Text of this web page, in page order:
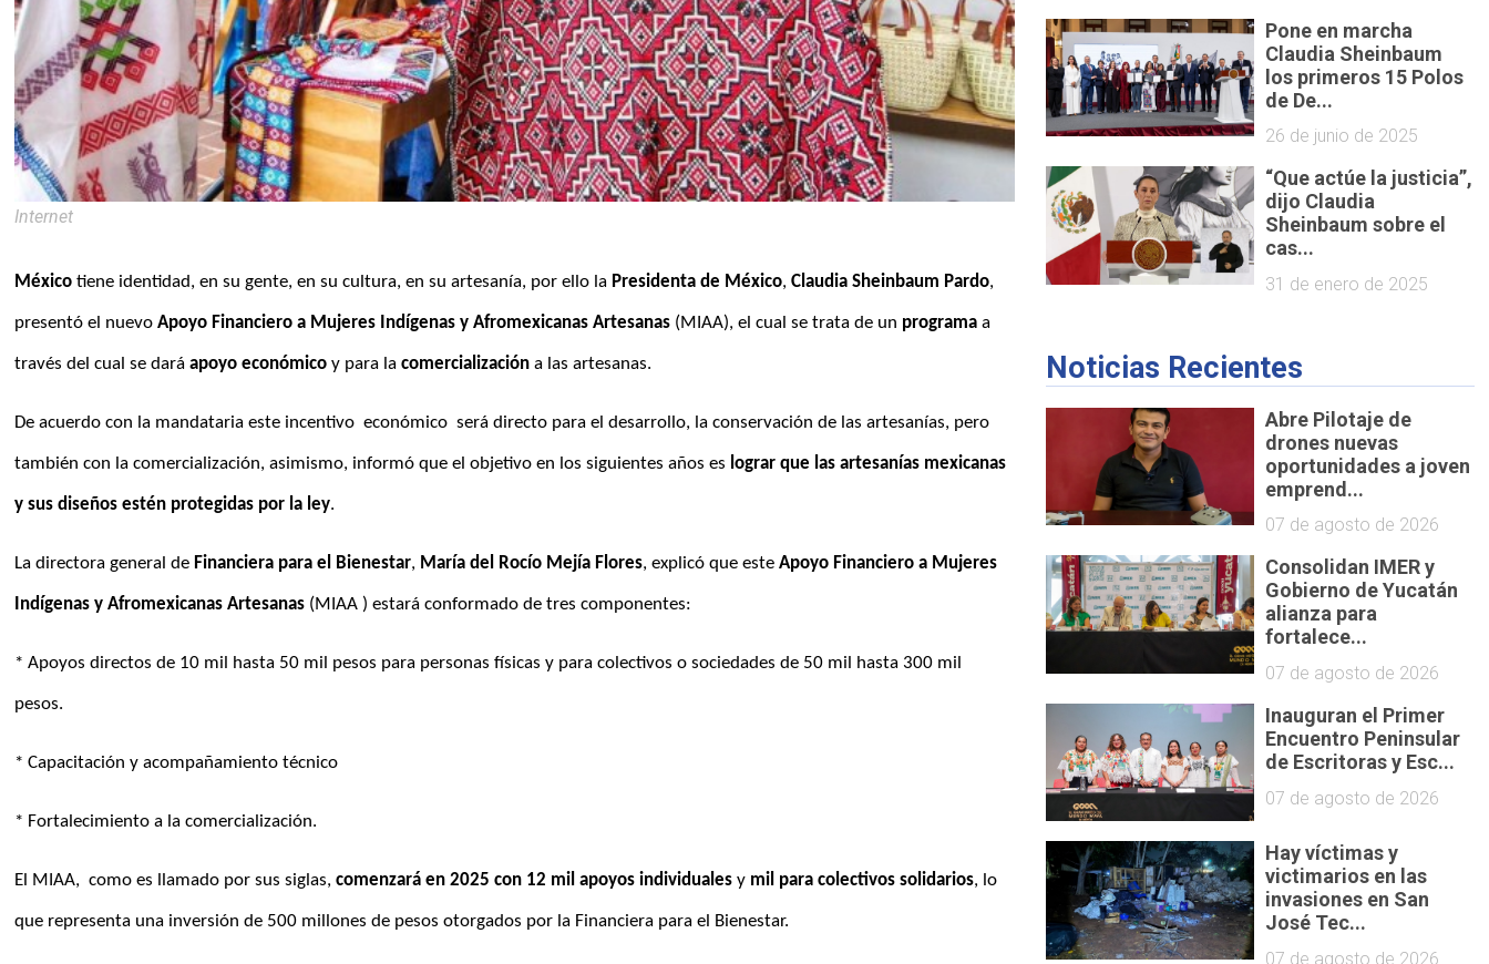
Internet
México tiene identidad, en su gente, en su cultura, en su artesanía, por ello la Presidenta de México, Claudia Sheinbaum Pardo,
presentó el nuevo Apoyo Financiero a Mujeres Indígenas y Afromexicanas Artesanas (MIAA), el cual se trata de un programa a
través del cual se dará apoyo económico y para la comercialización a las artesanas.
De acuerdo con la mandataria este incentivo  económico  será directo para el desarrollo, la conservación de las artesanías, pero
también con la comercialización, asimismo, informó que el objetivo en los siguientes años es lograr que las artesanías mexicanas
y sus diseños estén protegidas por la ley.
La directora general de Financiera para el Bienestar, María del Rocío Mejía Flores, explicó que este Apoyo Financiero a Mujeres
Indígenas y Afromexicanas Artesanas (MIAA ) estará conformado de tres componentes:
* Apoyos directos de 10 mil hasta 50 mil pesos para personas físicas y para colectivos o sociedades de 50 mil hasta 300 mil
pesos.
* Capacitación y acompañamiento técnico
* Fortalecimiento a la comercialización.
El MIAA,  como es llamado por sus siglas, comenzará en 2025 con 12 mil apoyos individuales y mil para colectivos solidarios, lo
que representa una inversión de 500 millones de pesos otorgados por la Financiera para el Bienestar.
Pone en marcha
Claudia Sheinbaum
los primeros 15 Polos
de De...
26 de junio de 2025
“Que actúe la justicia”,
dijo Claudia
Sheinbaum sobre el
cas...
31 de enero de 2025
Noticias Recientes
Abre Pilotaje de
drones nuevas
oportunidades a joven
emprend...
07 de agosto de 2026
Consolidan IMER y
Gobierno de Yucatán
alianza para
fortalece...
07 de agosto de 2026
Inauguran el Primer
Encuentro Peninsular
de Escritoras y Esc...
07 de agosto de 2026
Hay víctimas y
victimarios en las
invasiones en San
José Tec...
07 de agosto de 2026